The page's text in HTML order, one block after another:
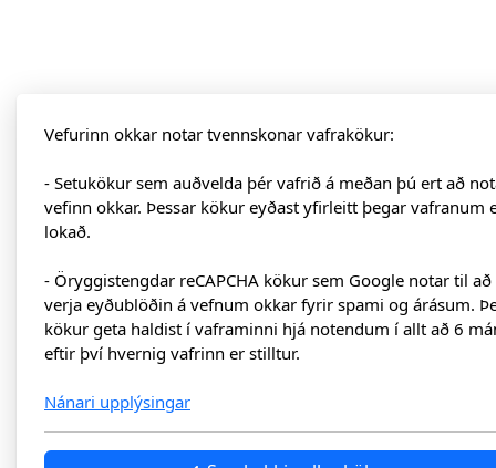
Vefurinn okkar notar tvennskonar vafrakökur:
- Setukökur sem auðvelda þér vafrið á meðan þú ert að
vefinn okkar. Þessar kökur eyðast yfirleitt þegar vafranum
lokað.
- Öryggistengdar reCAPCHA kökur sem Google notar til að
verja eyðublöðin á vefnum okkar fyrir spami og árásum.
kökur geta haldist í vaframinni hjá notendum í allt að 6
eftir því hvernig vafrinn er stilltur.
Nánari upplýsingar